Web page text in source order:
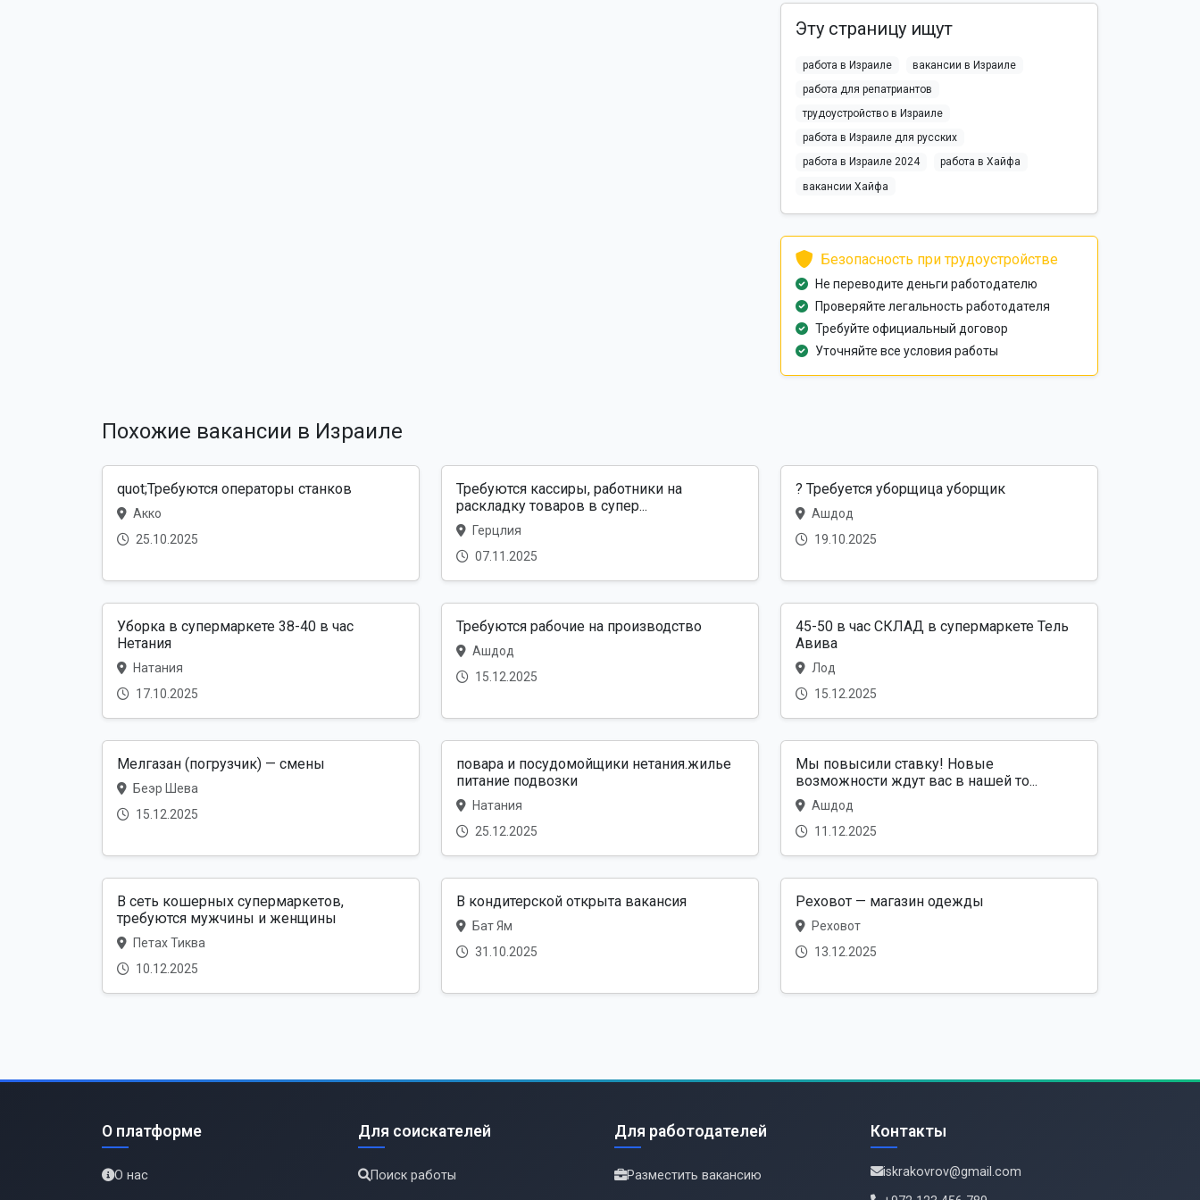
Эту страницу ищут
работа в Израиле
вакансии в Израиле
работа для репатриантов
трудоустройство в Израиле
работа в Израиле для русских
работа в Израиле 2024
работа в Хайфа
вакансии Хайфа
Безопасность при трудоустройстве
Не переводите деньги работодателю
Проверяйте легальность работодателя
Требуйте официальный договор
Уточняйте все условия работы
Похожие вакансии в Израиле
quot;Требуются операторы станков
Акко
25.10.2025
Требуются кассиры, работники на
раскладку товаров в супер...
Герцлия
07.11.2025
? Требуется уборщица уборщик
Ашдод
19.10.2025
Уборка в супермаркете 38-40 в час
Нетания
Натания
17.10.2025
Требуются рабочие на производство
Ашдод
15.12.2025
45-50 в час СКЛАД в супермаркете Тель
Авива
Лод
15.12.2025
Мелгазан (погрузчик) — смены
Беэр Шева
15.12.2025
повара и посудомойщики нетания.жилье
питание подвозки
Натания
25.12.2025
Мы повысили ставку! Новые
возможности ждут вас в нашей то...
Ашдод
11.12.2025
В сеть кошерных супермаркетов,
требуются мужчины и женщины
Петах Тиква
10.12.2025
В кондитерской открыта вакансия
Бат Ям
31.10.2025
Реховот — магазин одежды
Реховот
13.12.2025
О платформе
О нас
Для соискателей
Поиск работы
Для работодателей
Разместить вакансию
Контакты
iskrakovrov@gmail.com